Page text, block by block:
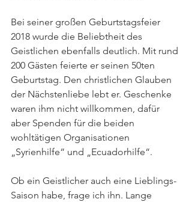
Bei seiner großen Geburtstagsfeier
2018 wurde die Beliebtheit des
Geistlichen ebenfalls deutlich. Mit rund
200 Gästen feierte er seinen 50ten
Geburtstag. Den christlichen Glauben
der Nächstenliebe lebt er. Geschenke
waren ihm nicht willkommen, dafür
aber Spenden für die beiden
wohltätigen Organisationen
„Syrienhilfe“ und „Ecuadorhilfe“.
Ob ein Geistlicher auch eine Lieblings-
Saison habe, frage ich ihn. Lange